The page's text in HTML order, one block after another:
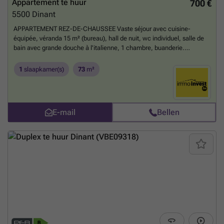
700 €
Appartement te huur
5500 Dinant
APPARTEMENT REZ-DE-CHAUSSEE Vaste séjour avec cuisine-
équipée, véranda 15 m² (bureau), hall de nuit, wc individuel, salle de
bain avec grande douche à l'italienne, 1 chambre, buanderie.
électriques, châssis double vitrage + volets électriques, tentures,
700,00 € + provision mensuelle pour l'eau 30,00 €. ENVOYER UNE
CANDIDATURE COMPLETE PAR MAIL SUR ### AVANT LA
VISITE.Meer weten?
1 slaapkamer(s) 73 m²
E-mail Bellen